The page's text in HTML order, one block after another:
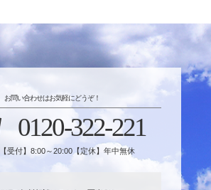
お問い合わせはお気軽にどうぞ！
0120-322-221
【受付】8:00～20:00【定休】年中無休